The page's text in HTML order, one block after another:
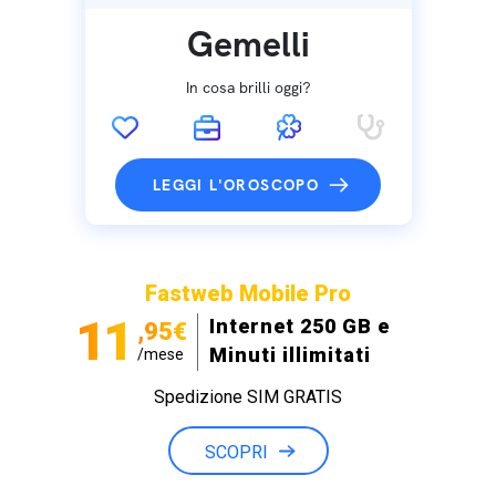
Gemelli
In cosa brilli oggi?
LEGGI L'OROSCOPO
Fastweb Mobile Pro
11 ,95€
/mese
Internet 250 GB e
Minuti illimitati
Spedizione SIM GRATIS
SCOPRI